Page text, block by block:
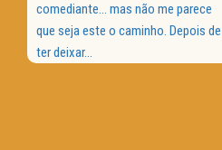
comediante… mas não me parece
que seja este o caminho. Depois de
ter deixar...